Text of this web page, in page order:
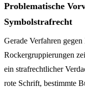
Problematische
Symbolstrafrecht
Gerade Verfahren
Rockergruppierungen
ein strafrechtlicher
rote Schrift, bestimmte